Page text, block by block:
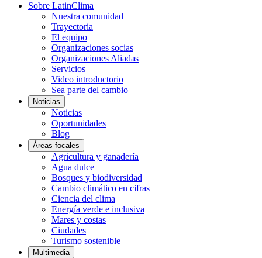
Sobre LatinClima
Nuestra comunidad
Trayectoria
El equipo
Organizaciones socias
Organizaciones Aliadas
Servicios
Video introductorio
Sea parte del cambio
Noticias
Noticias
Oportunidades
Blog
Áreas focales
Agricultura y ganadería
Agua dulce
Bosques y biodiversidad
Cambio climático en cifras
Ciencia del clima
Energía verde e inclusiva
Mares y costas
Ciudades
Turismo sostenible
Multimedia